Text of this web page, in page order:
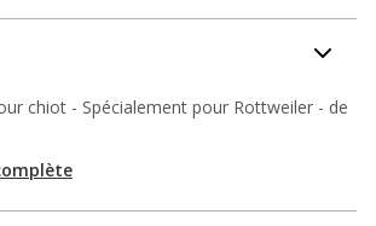
chiot - Spécialement pour Rottweiler - de